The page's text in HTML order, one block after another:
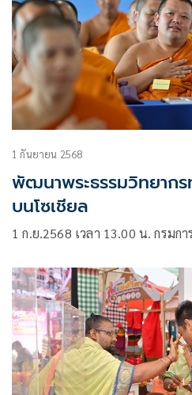
1 กันยายน 2568
พัฒนาพระธรรมวิทยาก
บนโซเชียล
1 ก.ย.2568 เวลา 13.00 น. กรมก